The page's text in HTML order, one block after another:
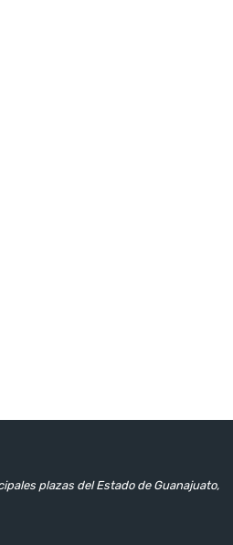
plazas del Estado de Guanajuato,